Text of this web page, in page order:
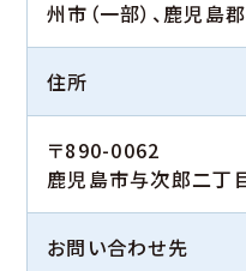
州市（一部）、鹿児島
住所
〒890-0062
鹿児島市与次郎二丁
お問い合わせ先